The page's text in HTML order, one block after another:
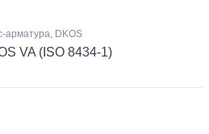
арматура, DKOS
VA (ISO 8434-1)